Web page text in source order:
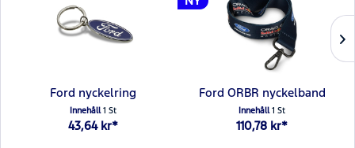
nyckelring Ford ORBR nyckelband Ford